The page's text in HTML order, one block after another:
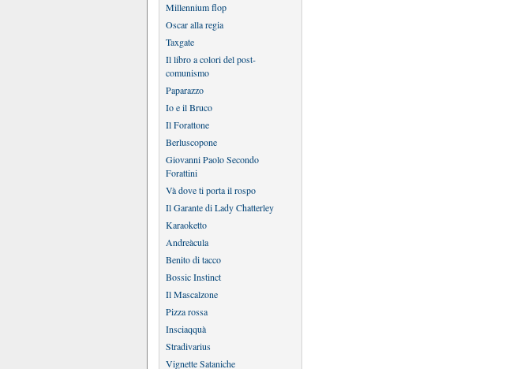
Millennium flop
Oscar alla regia
Taxgate
Il libro a colori del post-
comunismo
Paparazzo
Io e il Bruco
Il Forattone
Berluscopone
Giovanni Paolo Secondo
Forattini
Và dove ti porta il rospo
Il Garante di Lady Chatterley
Karaoketto
Andreàcula
Benito di tacco
Bossic Instinct
Il Mascalzone
Pizza rossa
Insciaqquà
Stradivarius
Vignette Sataniche